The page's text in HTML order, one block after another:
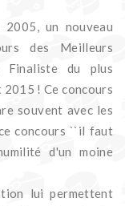
2005, un nouveau
des Meilleurs
Finaliste du plus
! Ce concours
souvent avec les
concours ``il faut
d'un moine
lui permettent